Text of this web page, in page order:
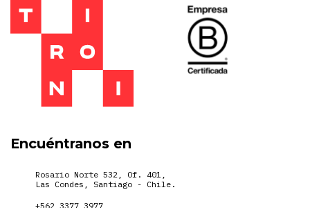
Encuéntranos en
Rosario Norte 532, Of. 401,
Las Condes, Santiago - Chile.
+562 3377 3977